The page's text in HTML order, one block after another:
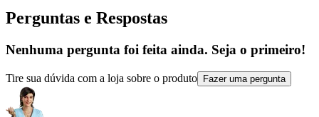
Perguntas e Respostas
Nenhuma pergunta foi feita ainda. Seja o primeiro!
Tire sua dúvida com a loja sobre o produto Fazer uma pergunta